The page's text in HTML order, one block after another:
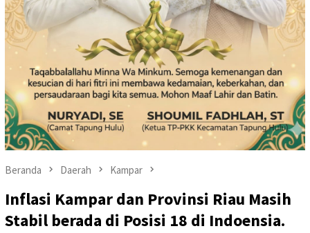
Beranda Daerah Kampar
Inflasi Kampar dan Provinsi Riau Masih
Stabil berada di Posisi 18 di Indoensia.